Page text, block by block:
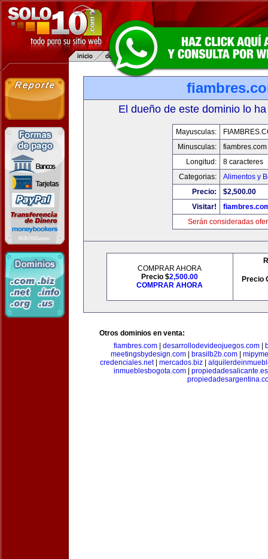
El dueño de este dominio lo
Mayusculas:
Minusculas:
fiambres.com
Longitud:
8 caracteres
Categorias:
Alimentos y
Precio:
$2,500.00
Visitar!
Serán consideradas
COMPRAR AHORA
Precio $2,500.00
COMPRAR AHORA
Precio
Otros dominios en venta:
fiambres.com| desarrollodevideojuegos.com|
meetingsbydesign.com
brasilb2b.com
credenciales.net| mercados.biz
inmueblesbogota.com| propiedadesalicante.es